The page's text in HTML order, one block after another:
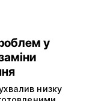
у
низку